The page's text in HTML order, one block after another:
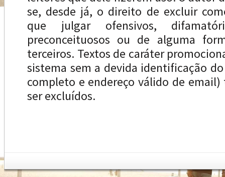
se, desde já, o direito de excluir
que julgar ofensivos,
preconceituosos ou de alguma
terceiros. Textos de caráter
sistema sem a devida identificação
completo e endereço válido de
ser excluídos.